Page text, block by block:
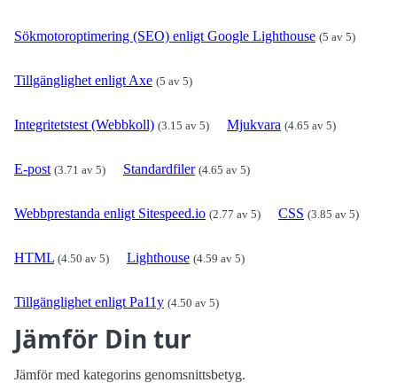
Sökmotoroptimering (SEO) enligt Google Lighthouse (5 av 5)
Tillgänglighet enligt Axe (5 av 5)
Integritetstest (Webbkoll) (3.15 av 5) Mjukvara (4.65 av 5)
E-post (3.71 av 5) Standardfiler (4.65 av 5)
Webbprestanda enligt Sitespeed.io (2.77 av 5) CSS (3.85 av 5)
HTML (4.50 av 5) Lighthouse (4.59 av 5)
Tillgänglighet enligt Pa11y (4.50 av 5)
Jämför Din tur
Jämför med kategorins genomsnittsbetyg.